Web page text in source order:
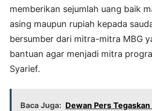
memberikan sejumlah uang baik
asing maupun rupiah kepada
bersumber dari mitra-mitra MBG
bantuan agar menjadi mitra
Syarief.
Baca Juga: Dewan Pers